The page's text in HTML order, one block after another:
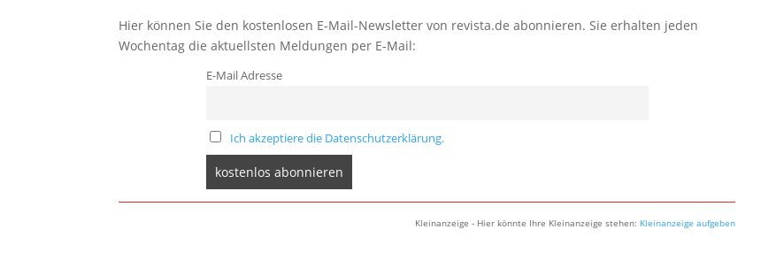
Hier können Sie den kostenlosen E-Mail-Newsletter von revista.de abonnieren. Sie erhalten jeden
Wochentag die aktuellsten Meldungen per E-Mail:
E-Mail Adresse
Ich akzeptiere die Datenschutzerklärung.
Kleinanzeige - Hier könnte Ihre Kleinanzeige stehen: Kleinanzeige aufgeben